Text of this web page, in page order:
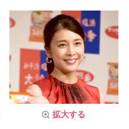
拡大する